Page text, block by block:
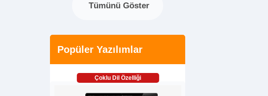
Tümünü Göster
Popüler Yazılımlar
Çoklu Dil Özelliği